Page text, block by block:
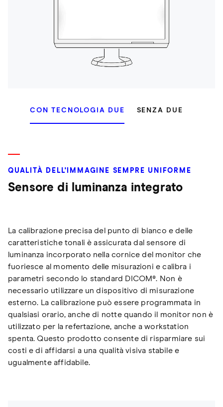
CON TECNOLOGIA DUE SENZA DUE
QUALITÀ DELL'IMMAGINE SEMPRE UNIFORME
Sensore di luminanza integrato
La calibrazione precisa del punto di bianco e delle
caratteristiche tonali è assicurata dal sensore di
luminanza incorporato nella cornice del monitor che
fuoriesce al momento delle misurazioni e calibra i
parametri secondo lo standard DICOM®. Non è
necessario utilizzare un dispositivo di misurazione
esterno. La calibrazione può essere programmata in
qualsiasi orario, anche di notte quando il monitor non è
utilizzato per la refertazione, anche a workstation
spenta. Questo prodotto consente di risparmiare sui
costi e di affidarsi a una qualità visiva stabile e
ugualmente affidabile.